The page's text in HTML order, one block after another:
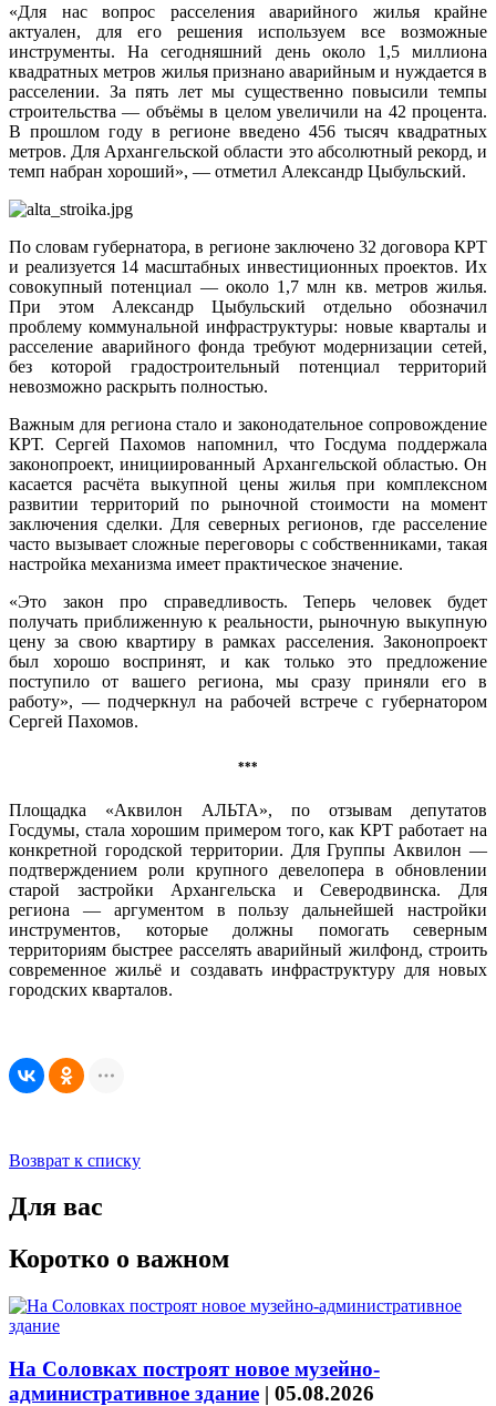
«Для нас вопрос расселения аварийного жилья крайне
актуален, для его решения используем все возможные
инструменты. На сегодняшний день около 1,5 миллиона
квадратных метров жилья признано аварийным и нуждается в
расселении. За пять лет мы существенно повысили темпы
строительства — объёмы в целом увеличили на 42 процента.
В прошлом году в регионе введено 456 тысяч квадратных
метров. Для Архангельской области это абсолютный рекорд, и
темп набран хороший», — отметил Александр Цыбульский.
По словам губернатора, в регионе заключено 32 договора КРТ
и реализуется 14 масштабных инвестиционных проектов. Их
совокупный потенциал — около 1,7 млн кв. метров жилья.
При этом Александр Цыбульский отдельно обозначил
проблему коммунальной инфраструктуры: новые кварталы и
расселение аварийного фонда требуют модернизации сетей,
без которой градостроительный потенциал территорий
невозможно раскрыть полностью.
Важным для региона стало и законодательное сопровождение
КРТ. Сергей Пахомов напомнил, что Госдума поддержала
законопроект, инициированный Архангельской областью. Он
касается расчёта выкупной цены жилья при комплексном
развитии территорий по рыночной стоимости на момент
заключения сделки. Для северных регионов, где расселение
часто вызывает сложные переговоры с собственниками, такая
настройка механизма имеет практическое значение.
«Это закон про справедливость. Теперь человек будет
получать приближенную к реальности, рыночную выкупную
цену за свою квартиру в рамках расселения. Законопроект
был хорошо воспринят, и как только это предложение
поступило от вашего региона, мы сразу приняли его в
работу», — подчеркнул на рабочей встрече с губернатором
Сергей Пахомов.
***
Площадка «Аквилон АЛЬТА», по отзывам депутатов
Госдумы, стала хорошим примером того, как КРТ работает на
конкретной городской территории. Для Группы Аквилон —
подтверждением роли крупного девелопера в обновлении
старой застройки Архангельска и Северодвинска. Для
региона — аргументом в пользу дальнейшей настройки
инструментов, которые должны помогать северным
территориям быстрее расселять аварийный жилфонд, строить
современное жильё и создавать инфраструктуру для новых
городских кварталов.
Возврат к списку
Для вас
Коротко о важном
На Соловках построят новое музейно-
административное здание | 05.08.2026